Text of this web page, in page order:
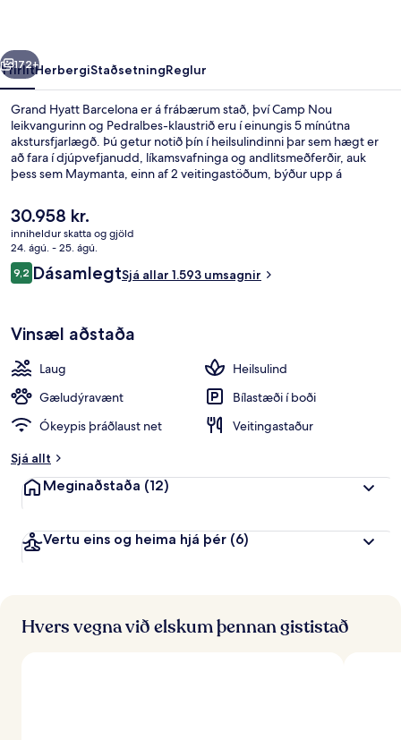
Næsta
172+
YfirlitHerbergiStaðsetningReglur
Grand Hyatt Barcelona er á frábærum stað, því Camp Nou
leikvangurinn og Pedralbes-klaustrið eru í einungis 5 mínútna
akstursfjarlægð. Þú getur notið þín í heilsulindinni þar sem hægt er
að fara í djúpvefjanudd, líkamsvafninga og andlitsmeðferðir, auk
þess sem Maymanta, einn af 2 veitingastöðum, býður upp á
heitur pottur eru meðal annarra þæginda á þessu hóteli fyrir
vandláta. Hjálpsamt starfsfólk og ástand gististaðarins almennt eru
meðal helstu kosta gististaðarins að mati ferðamanna sem hafa
heimsótt hann. Það er ekki langt að fara til að komast í
almenningssamgöngur: Pius XII-sporvagnastoppistöðin er í
nokkurra skrefa fjarlægð og Maria Cristina lestarstöðin er í 4 mínútna
Núverandi
verð
er
30.958 kr.
30.958 kr.
inniheldur skatta og gjöld
24. ágú. - 25. ágú.
Umsagnir
9,29,2 af 10
DásamlegtSjá allar 1.593 umsagnir
Vinsæl aðstaða
Laug
Heilsulind
Gæludýravænt
Bílastæði í boði
Ókeypis þráðlaust net
Veitingastaður
Sjá allt
Meginaðstaða (12)
Vertu eins og heima hjá þér (6)
Hvers vegna við elskum þennan gististað